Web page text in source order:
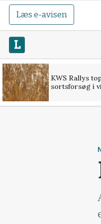
Læs e-avisen
KWS Rallys
sortsforsøg i